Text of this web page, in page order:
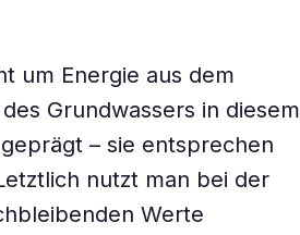
um Energie aus dem
Grundwassers in diesem
– sie entsprechen
nutzt man bei der
Werte